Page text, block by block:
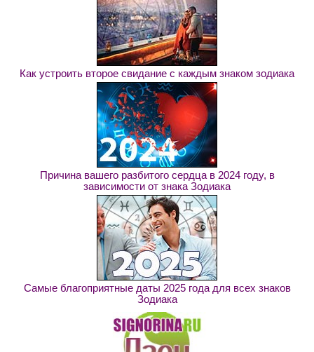
Как устроить второе свидание с каждым знаком зодиака
Причина вашего разбитого сердца в 2024 году, в
зависимости от знака Зодиака
Самые благоприятные даты 2025 года для всех знаков
Зодиака